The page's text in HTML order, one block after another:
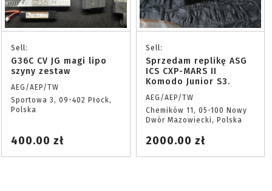
Sell:
G36C CV JG magi lipo
szyny zestaw
AEG/AEP/TW
Sportowa 3, 09-402 Płock,
Polska
400.00 zł
Sell:
Sprzedam replikę ASG
ICS CXP-MARS II
Komodo Junior S3.
AEG/AEP/TW
Chemików 11, 05-100 Nowy
Dwór Mazowiecki, Polska
2000.00 zł